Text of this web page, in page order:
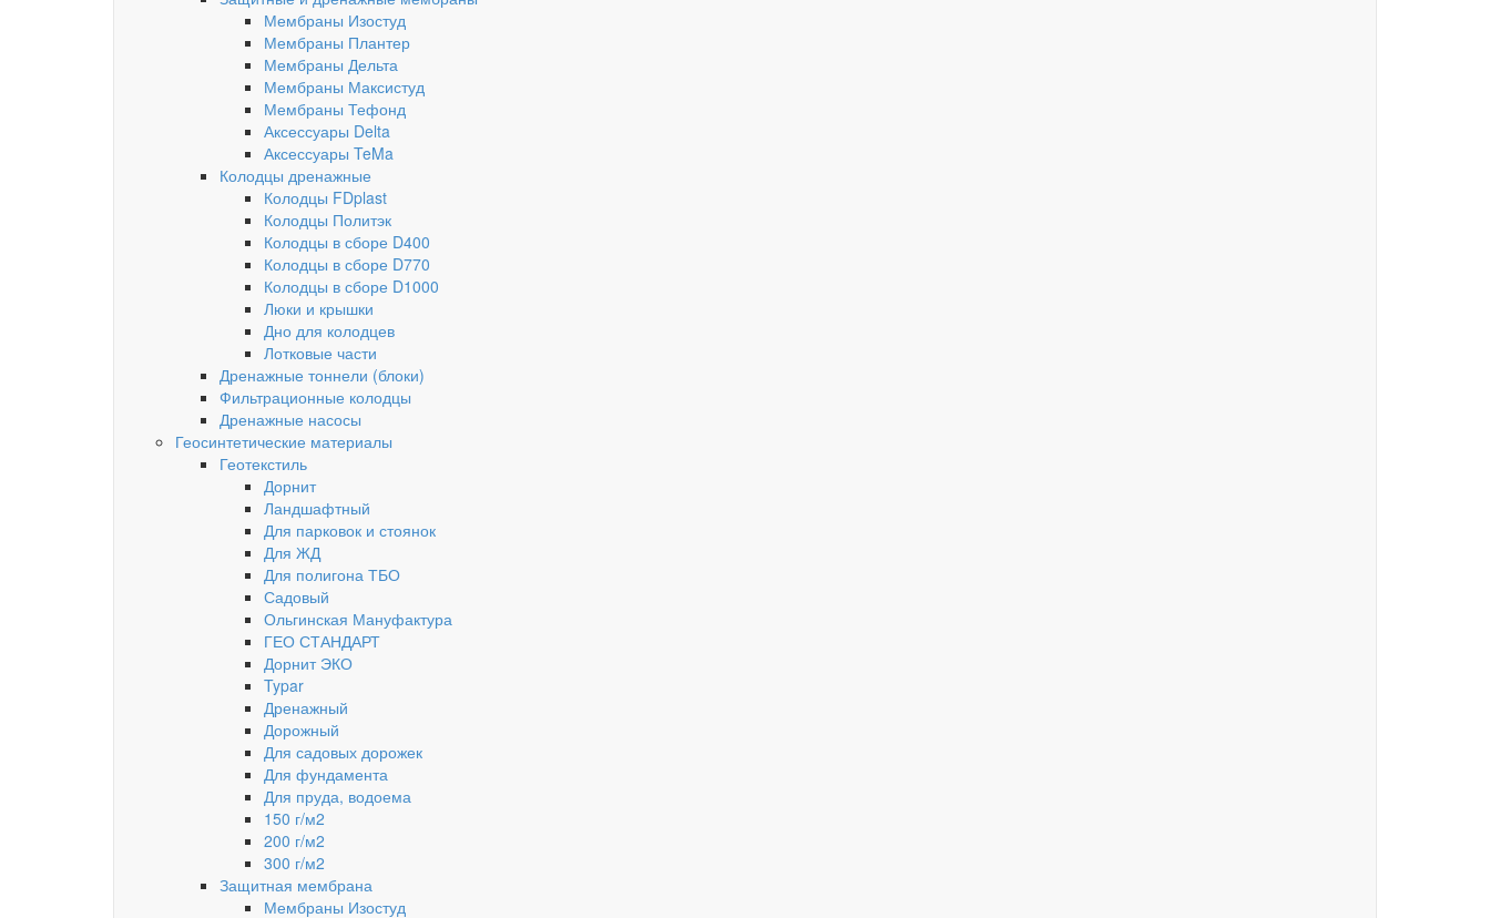
Мембраны Изостуд
Мембраны Плантер
Мембраны Дельта
Мембраны Максистуд
Мембраны Тефонд
Аксессуары Delta
Аксессуары TeMa
Колодцы дренажные
Колодцы FDplast
Колодцы Политэк
Колодцы в сборе D400
Колодцы в сборе D770
Колодцы в сборе D1000
Люки и крышки
Дно для колодцев
Лотковые части
Дренажные тоннели (блоки)
Фильтрационные колодцы
Дренажные насосы
Геосинтетические материалы
Геотекстиль
Дорнит
Ландшафтный
Для парковок и стоянок
Для ЖД
Для полигона ТБО
Садовый
Ольгинская Мануфактура
ГЕО СТАНДАРТ
Дорнит ЭКО
Typar
Дренажный
Дорожный
Для садовых дорожек
Для фундамента
Для пруда, водоема
150 г/м2
200 г/м2
300 г/м2
Защитная мембрана
Мембраны Изостуд